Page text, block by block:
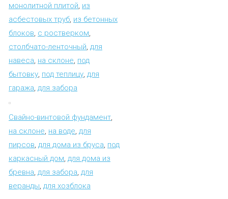
монолитной плитой из
асбестовых труб из бетонных
блоков с ростверком
столбчато-ленточный для
навеса на склоне под
бытовку под теплицу для
гаража для забора
Свайно-винтовой фундамент
на склоне на воде для
пирсов для дома из бруса под
каркасный дом для дома из
бревна для забора для
веранды для хозблока